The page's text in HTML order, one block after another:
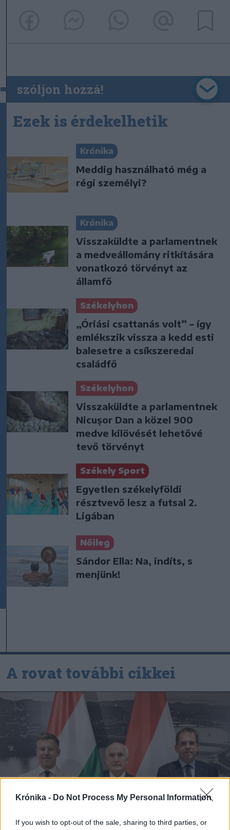
Krónika - Do Not Process My Personal Information
If you wish to opt-out of the sale, sharing to third parties, or
szóljon hozzá!
Ezek is érdekelhetik
Krónika
Meddig használható még a
régi személyi?
Krónika
Visszaküldte a parlamentnek
a medveállomány ritkítására
vonatkozó törvényt az
államfő
Székelyhon
„Óriási csattanás volt” – így
emlékszik vissza a kedd esti
balesetre a csíkszeredai
családfő
Székelyhon
Visszaküldte a parlamentnek
Nicușor Dan a közel 900
medve kilövését lehetővé
tevő törvényt
Székely Sport
Egyetlen székelyföldi
résztvevő lesz a futsal 2.
Ligában
Nőileg
Sándor Ella: Na, indíts, s
menjünk!
A rovat további cikkei